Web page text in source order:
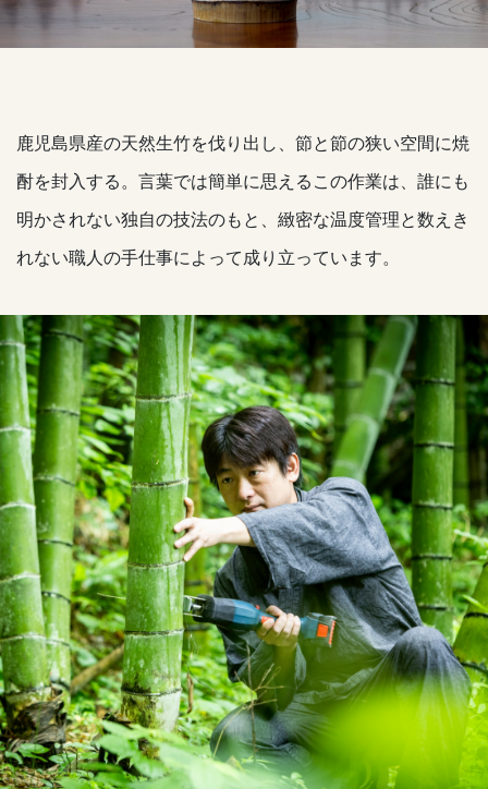
鹿児島県産の天然生竹を伐り出し、節と節の狭い空間に焼
酎を封入する。言葉では簡単に思えるこの作業は、誰にも
明かされない独自の技法のもと、緻密な温度管理と数えき
れない職人の手仕事によって成り立っています。